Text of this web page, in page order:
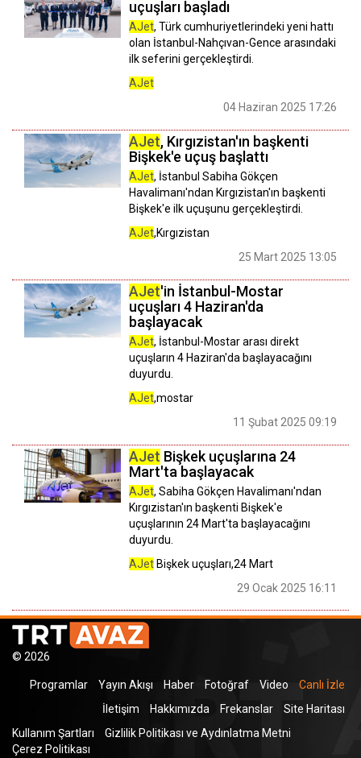
uçuşları başladı
AJet, Türk cumhuriyetlerindeki yeni hattı
olan İstanbul-Nahçıvan-Gence arasındaki
ilk seferini gerçekleştirdi.
AJet
04 Haziran 2025 17:26
AJet, Kırgızistan'ın başkenti
Bişkek'e uçuş başlattı
AJet, İstanbul Sabiha Gökçen
Havalimanı'ndan Kırgızistan'ın başkenti
Bişkek'e ilk uçuşunu gerçekleştirdi.
AJet,Kırgızistan
25 Mart 2025 13:05
AJet'in İstanbul-Mostar
uçuşları 4 Haziran'da
başlayacak
AJet, İstanbul-Mostar arası direkt
uçuşların 4 Haziran'da başlayacağını
duyurdu.
AJet,mostar
11 Şubat 2025 09:19
AJet Bişkek uçuşlarına 24
Mart'ta başlayacak
AJet, Sabiha Gökçen Havalimanı'ndan
Kırgızistan'ın başkenti Bişkek'e
uçuşlarının 24 Mart'ta başlayacağını
duyurdu.
AJet Bişkek uçuşları,24 Mart
29 Ocak 2025 16:11
© 2026
Programlar Yayın Akışı Haber Fotoğraf Video
Canlı İzle
İletişim
Hakkımızda Frekanslar
Site Haritası
Kullanım Şartları
Gizlilik Politikası ve Aydınlatma Metni
Çerez Politikası